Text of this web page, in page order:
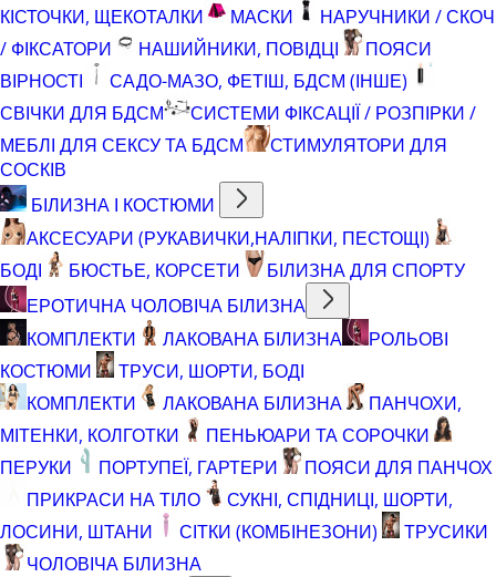
КІСТОЧКИ, ЩЕКОТАЛКИ
МАСКИ
НАРУЧНИКИ / СКОЧ
/ ФІКСАТОРИ
НАШИЙНИКИ, ПОВІДЦІ
ПОЯСИ
ВІРНОСТІ
САДО-МАЗО, ФЕТІШ, БДСМ (ІНШЕ)
СВІЧКИ ДЛЯ БДСМ
СИСТЕМИ ФІКСАЦІЇ / РОЗПІРКИ /
МЕБЛІ ДЛЯ СЕКСУ ТА БДСМ
СТИМУЛЯТОРИ ДЛЯ
СОСКІВ
БІЛИЗНА І КОСТЮМИ
АКСЕСУАРИ (РУКАВИЧКИ,НАЛІПКИ, ПЕСТОЩІ)
БОДІ
БЮСТЬЕ, КОРСЕТИ
БІЛИЗНА ДЛЯ СПОРТУ
ЕРОТИЧНА ЧОЛОВІЧА БІЛИЗНА
КОМПЛЕКТИ
ЛАКОВАНА БІЛИЗНА
РОЛЬОВІ
КОСТЮМИ
ТРУСИ, ШОРТИ, БОДІ
КОМПЛЕКТИ
ЛАКОВАНА БІЛИЗНА
ПАНЧОХИ,
МІТЕНКИ, КОЛГОТКИ
ПЕНЬЮАРИ ТА СОРОЧКИ
ПЕРУКИ
ПОРТУПЕЇ, ГАРТЕРИ
ПОЯСИ ДЛЯ ПАНЧОХ
ПРИКРАСИ НА ТІЛО
СУКНІ, СПІДНИЦІ, ШОРТИ,
ЛОСИНИ, ШТАНИ
СІТКИ (КОМБІНЕЗОНИ)
ТРУСИКИ
ЧОЛОВІЧА БІЛИЗНА